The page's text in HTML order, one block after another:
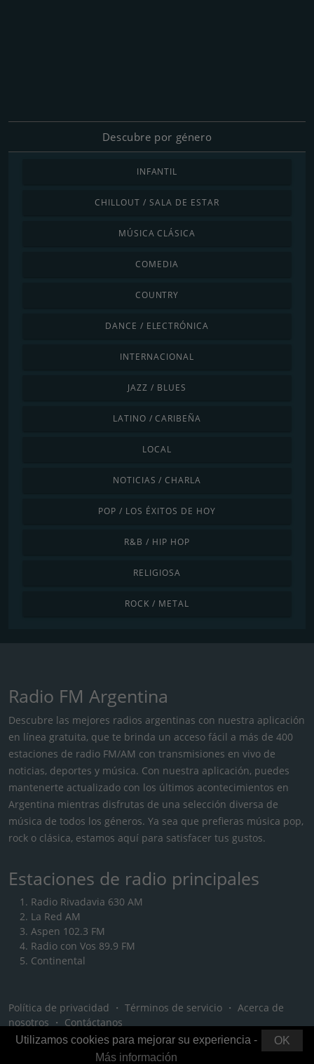
Descubre por género
INFANTIL
CHILLOUT / SALA DE ESTAR
MÚSICA CLÁSICA
COMEDIA
COUNTRY
DANCE / ELECTRÓNICA
INTERNACIONAL
JAZZ / BLUES
LATINO / CARIBEÑA
LOCAL
NOTICIAS / CHARLA
POP / LOS ÉXITOS DE HOY
R&B / HIP HOP
RELIGIOSA
ROCK / METAL
Radio FM Argentina
Descubre las mejores radios argentinas con nuestra aplicación
en línea gratuita, que te brinda un acceso fácil a más de 400
estaciones de radio FM/AM con transmisiones en vivo de
noticias, deportes y música. Con nuestra aplicación, puedes
mantenerte actualizado con los últimos acontecimientos en
Argentina mientras disfrutas de una selección diversa de
música de todos los géneros. Ya sea que prefieras música pop,
rock o clásica, estamos aquí para satisfacer tus gustos.
Estaciones de radio principales
Radio Rivadavia 630 AM
La Red AM
Aspen 102.3 FM
Radio con Vos 89.9 FM
Continental
Política de privacidad ・ Términos de servicio ・ Acerca de
nosotros ・ Contáctanos
OK
Utilizamos cookies para mejorar su experiencia -
Más información